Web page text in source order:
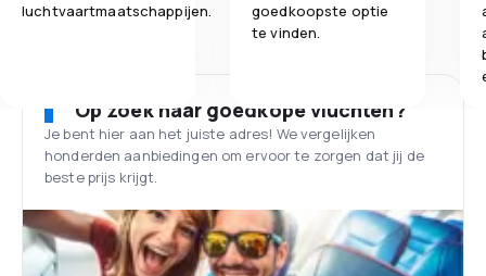
luchtvaartmaatschappijen.
goedkoopste optie
te vinden.
Op zoek naar goedkope vluchten?
Je bent hier aan het juiste adres! We vergelijken
honderden aanbiedingen om ervoor te zorgen dat jij de
beste prijs krijgt.